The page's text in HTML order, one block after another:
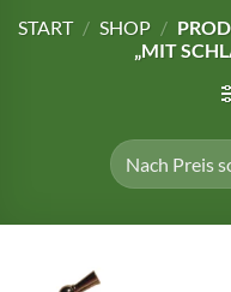
START / SHOP /
„MIT